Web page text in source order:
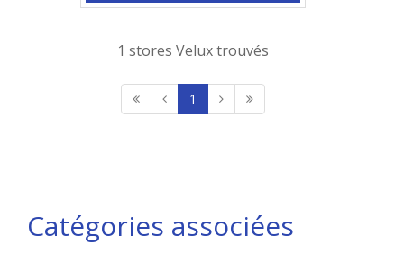
1 stores Velux trouvés
1
Catégories associées